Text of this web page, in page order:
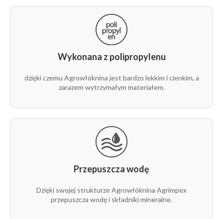
Wykonana z polipropylenu
dzięki czemu Agrowłóknina jest bardzo lekkim i cienkim, a
zarazem wytrzymałym materiałem.
Przepuszcza wodę
Dzięki swojej strukturze Agrowłóknina Agrimpex
przepuszcza wodę i składniki mineralne.